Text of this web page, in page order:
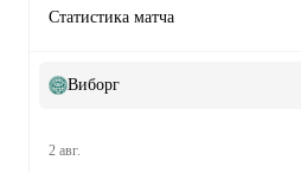
Статистика матча
Виборг
2 авг.